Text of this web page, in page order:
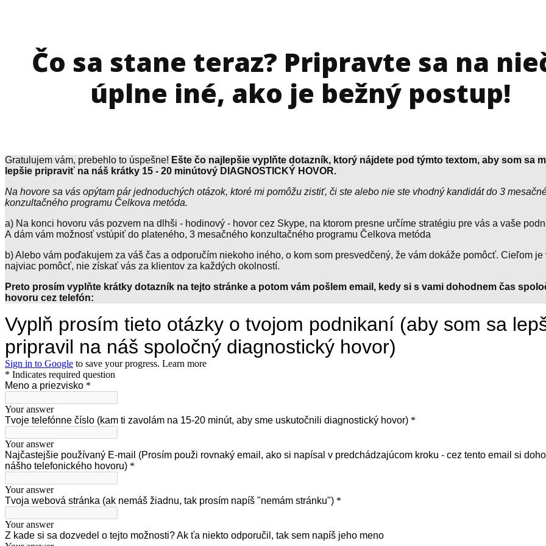
Čo sa stane teraz? Pripravte sa na
úplne iné, ako je bežný postup!
Gratulujem vám, prebehlo to úspešne! Ešte čo najlepšie vyplňte dotazník, ktorý nájdete pod týmto textom, aby som sa
lepšie pripraviť na náš krátky 15 - 20 minútový DIAGNOSTICKÝ HOVOR.
Na hovore sa vás opýtam pár jednoduchých otázok, ktoré mi pomôžu zistiť, či ste alebo nie ste vhodný kandidát do 3
konzultačného programu Čelkova metóda.
a) Na konci hovoru vás pozvem na dlhši - hodinový - hovor cez Skype, na ktorom presne určíme stratégiu pre vás a vaše
A dám vám možnosť vstúpiť do plateného, 3 mesačného konzultačného programu Čelkova metóda
b) Alebo vám poďakujem za váš čas a odporučím niekoho iného, o kom som presvedčený, že vám dokáže pomôcť. Cieľom je
najviac pomôcť, nie získať vás za klientov za každých okolností.
Preto prosím vyplňte krátky dotazník na tejto stránke a potom vám pošlem email, kedy si s vami dohodnem čas
hovoru cez telefón: